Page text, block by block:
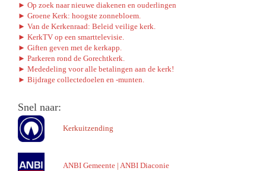
► Op zoek naar nieuwe diakenen en ouderlingen
► Groene Kerk: hoogste zonnebloem.
► Van de Kerkenraad: Beleid veilige kerk.
► KerkTV op een smarttelevisie.
► Giften geven met de kerkapp.
► Parkeren rond de Gorechtkerk.
► Mededeling voor alle betalingen aan de kerk!
► Bijdrage collectedoelen en -munten.
Snel naar:
Kerkuitzending
ANBI Gemeente | ANBI Diaconie